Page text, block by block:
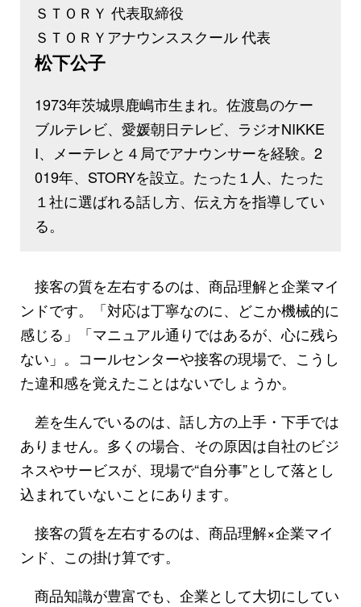
ＳＴＯＲＹ 代表取締役
ＳＴＯＲＹアナウンススクール 代表
松下公子
1973年茨城県鹿嶋市生まれ。佐渡島のケー
ブルテレビ、愛媛朝日テレビ、ラジオNIKKE
I、メーテレと４局でアナウンサーを経験。2
019年、STORYを設立。たった１人、たった
１社に選ばれる話し方、伝え方を指導してい
る。
接客の質を左右するのは、商品理解と企業マイ
ンドです。「対応は丁寧なのに、どこか機械的に
感じる」「マニュアル通りではあるが、心に残ら
ない」。コールセンターや接客の現場で、こうし
た違和感を覚えたことはないでしょうか。
差を生んでいるのは、話し方の上手・下手では
ありません。多くの場合、その原因は自社のビジ
ネスやサービスが、現場で“自分事”として落とし
込まれていないことにあります。
接客の質を左右するのは、商品理解×企業マイ
ンド、この掛け算です。
商品知識が豊富でも、企業として大切にしてい